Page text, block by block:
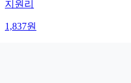
지원리
1,837원